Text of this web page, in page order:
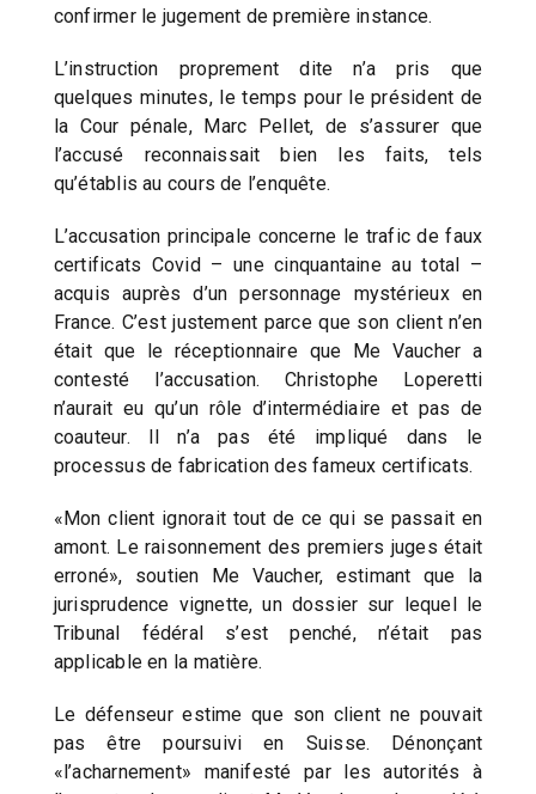
confirmer le jugement de première instance.
L’instruction proprement dite n’a pris que
quelques minutes, le temps pour le président de
la Cour pénale, Marc Pellet, de s’assurer que
l’accusé reconnaissait bien les faits, tels
qu’établis au cours de l’enquête.
L’accusation principale concerne le trafic de faux
certificats Covid – une cinquantaine au total –
acquis auprès d’un personnage mystérieux en
France. C’est justement parce que son client n’en
était que le réceptionnaire que Me Vaucher a
contesté l’accusation. Christophe Loperetti
n’aurait eu qu’un rôle d’intermédiaire et pas de
coauteur. Il n’a pas été impliqué dans le
processus de fabrication des fameux certificats.
«Mon client ignorait tout de ce qui se passait en
amont. Le raisonnement des premiers juges était
erroné», soutien Me Vaucher, estimant que la
jurisprudence vignette, un dossier sur lequel le
Tribunal fédéral s’est penché, n’était pas
applicable en la matière.
Le défenseur estime que son client ne pouvait
pas être poursuivi en Suisse. Dénonçant
«l’acharnement» manifesté par les autorités à